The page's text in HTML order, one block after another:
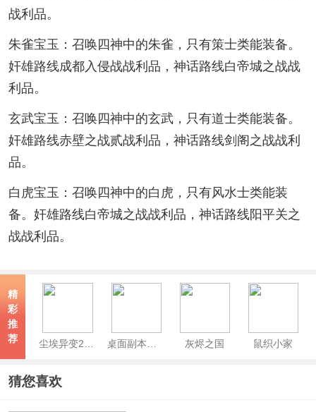
战利品。
朱雀宝玉：召唤四神中的朱雀，只有策士类能装备。
奸雄路线成都入侵战战利品，神话路线白帝城之战战
利品。
玄武宝玉：召唤四神中的玄武，只有道士类能装备。
奸雄路线赤壁之战贰战利品，神话路线剑阁之战战利
品。
白虎宝玉：召唤四神中的白虎，只有风水士类能装
备。奸雄路线白帝城之战战利品，神话路线阳平关之
战战利品。
精
彩
推
荐
尘埃异变2正式版 桌面副本物语放置好时光 灰烬之国 鼠织小家
猜您喜欢